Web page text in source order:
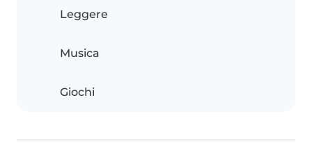
Leggere
Musica
Giochi